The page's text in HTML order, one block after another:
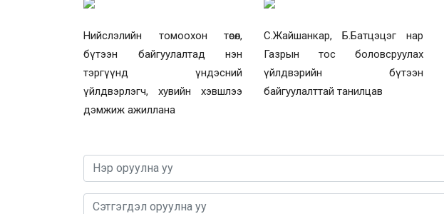
Нийслэлийн томоохон төсөл,
бүтээн байгуулалтад нэн
тэргүүнд үндэсний
үйлдвэрлэгч, хувийн хэвшлээ
дэмжиж ажиллана
С.Жайшанкар, Б.Батцэцэг нар
Газрын тос боловсруулах
үйлдвэрийн бүтээн
байгуулалттай танилцав